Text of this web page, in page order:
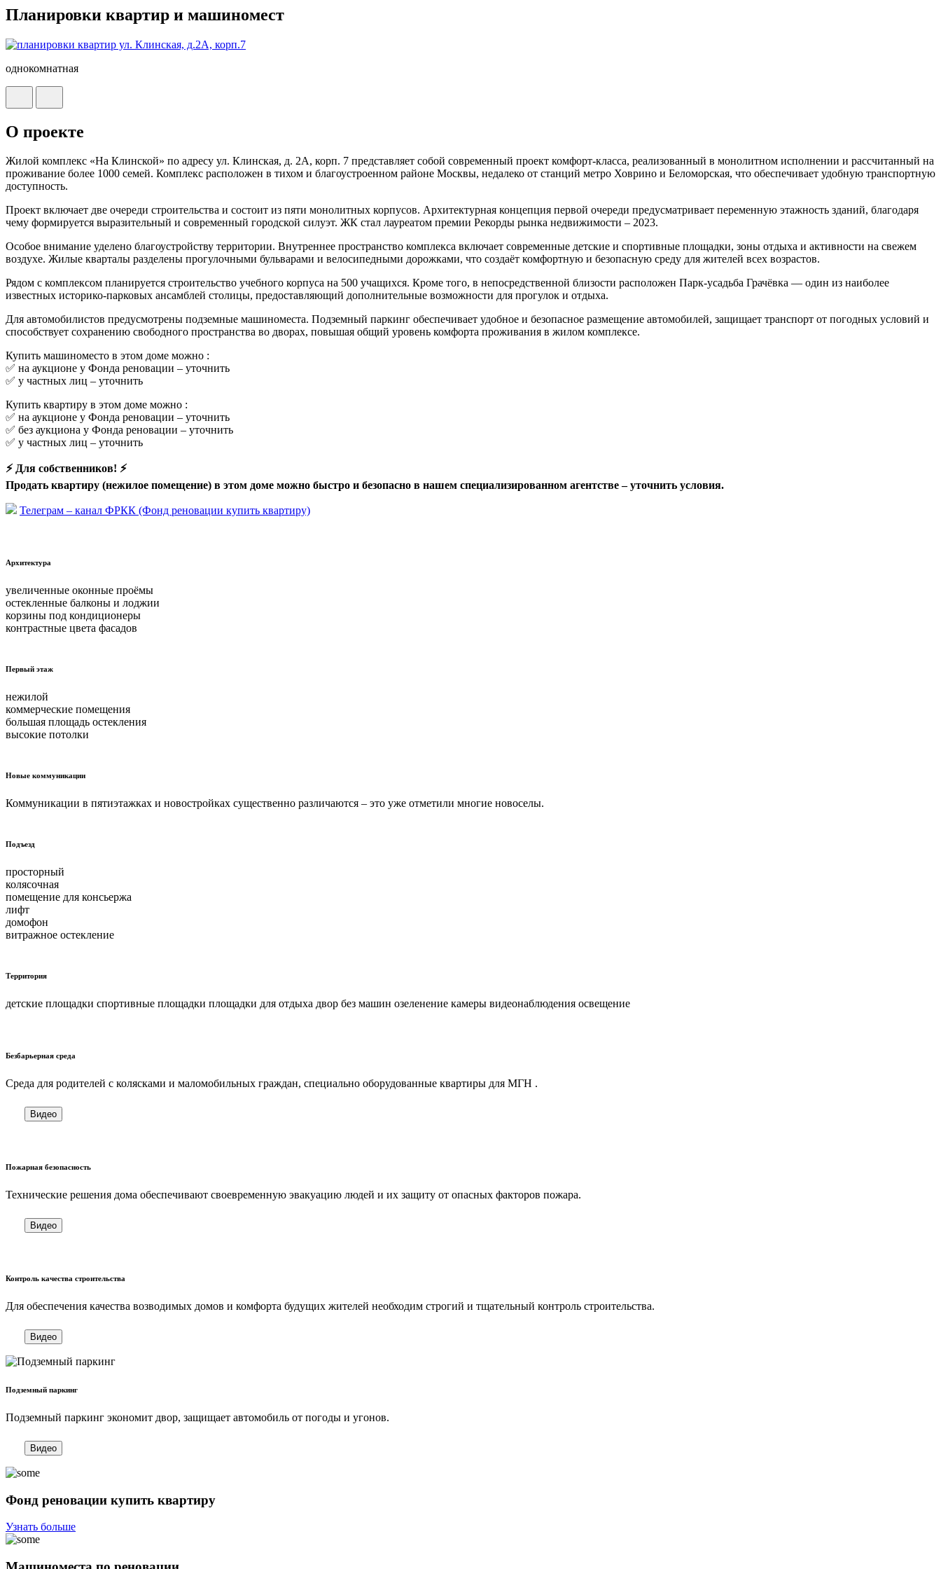
Планировки квартир и машиномест
однокомнатная
О проекте
Жилой комплекс «На Клинской» по адресу ул. Клинская, д. 2А, корп. 7 представляет собой современный проект комфорт-класса, реализованный в монолитном исполнении и рассчитанный на
проживание более 1000 семей. Комплекс расположен в тихом и благоустроенном районе Москвы, недалеко от станций метро Ховрино и Беломорская, что обеспечивает удобную транспортную
доступность.
Проект включает две очереди строительства и состоит из пяти монолитных корпусов. Архитектурная концепция первой очереди предусматривает переменную этажность зданий, благодаря
чему формируется выразительный и современный городской силуэт. ЖК стал лауреатом премии Рекорды рынка недвижимости – 2023.
Особое внимание уделено благоустройству территории. Внутреннее пространство комплекса включает современные детские и спортивные площадки, зоны отдыха и активности на свежем
воздухе. Жилые кварталы разделены прогулочными бульварами и велосипедными дорожками, что создаёт комфортную и безопасную среду для жителей всех возрастов.
Рядом с комплексом планируется строительство учебного корпуса на 500 учащихся. Кроме того, в непосредственной близости расположен Парк-усадьба Грачёвка — один из наиболее
известных историко-парковых ансамблей столицы, предоставляющий дополнительные возможности для прогулок и отдыха.
Для автомобилистов предусмотрены подземные машиноместа. Подземный паркинг обеспечивает удобное и безопасное размещение автомобилей, защищает транспорт от погодных условий и
способствует сохранению свободного пространства во дворах, повышая общий уровень комфорта проживания в жилом комплексе.
Купить машиноместо в этом доме можно :
✅ на аукционе у Фонда реновации – уточнить
✅ у частных лиц – уточнить
Купить квартиру в этом доме можно :
✅ на аукционе у Фонда реновации – уточнить
✅ без аукциона у Фонда реновации – уточнить
✅ у частных лиц – уточнить
⚡ Для собственников! ⚡
Продать квартиру (нежилое помещение) в этом доме можно быстро и безопасно в нашем специализированном агентстве –уточнить условия.
Телеграм – канал ФРКК (Фонд реновации купить квартиру)
Архитектура
увеличенные оконные проёмы
остекленные балконы и лоджии
корзины под кондиционеры
контрастные цвета фасадов
Первый этаж
нежилой
коммерческие помещения
большая площадь остекления
высокие потолки
Новые коммуникации
Коммуникации в пятиэтажках и новостройках существенно различаются – это уже отметили многие новоселы.
Подъезд
просторный
колясочная
помещение для консьержа
лифт
домофон
витражное остекление
Территория
детские площадки спортивные площадки площадки для отдыха двор без машин озеленение камеры видеонаблюдения освещение
Безбарьерная среда
Cреда для родителей с колясками и маломобильных граждан, специально оборудованные квартиры для МГН .
Видео
Пожарная безопасность
Технические решения дома обеспечивают своевременную эвакуацию людей и их защиту от опасных факторов пожара.
Видео
Контроль качества строительства
Для обеспечения качества возводимых домов и комфорта будущих жителей необходим строгий и тщательный контроль строительства.
Видео
Подземный паркинг
Подземный паркинг экономит двор, защищает автомобиль от погоды и угонов.
Видео
Фонд реновации купить квартиру
Узнать больше